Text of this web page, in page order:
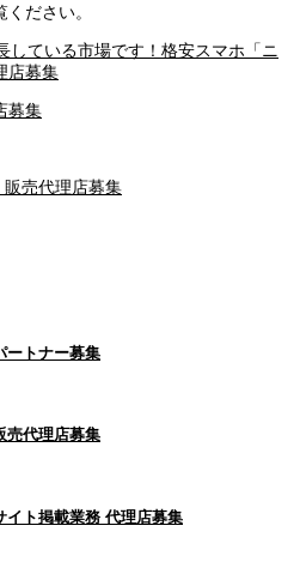
ださい。
している市場です！格安スマホ「ニ
店募集
募集
売代理店募集
トナー募集
売代理店募集
イト掲載業務 代理店募集